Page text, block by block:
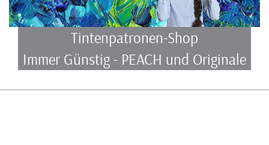
Tintenpatronen-Shop
Immer Günstig - PEACH und Originale